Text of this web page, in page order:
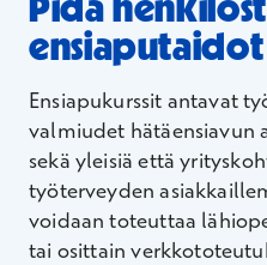
ensiaputaidot
Ensiapukurssit antavat
valmiudet hätäensiavun
sekä yleisiä että
työterveyden
voidaan toteuttaa
tai osittain